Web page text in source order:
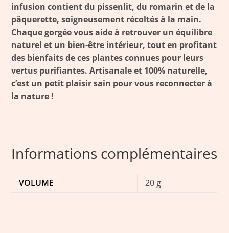
infusion contient du pissenlit, du romarin et de la
pâquerette, soigneusement récoltés à la main.
Chaque gorgée vous aide à retrouver un équilibre
naturel et un bien-être intérieur, tout en profitant
des bienfaits de ces plantes connues pour leurs
vertus purifiantes. Artisanale et 100% naturelle,
c’est un petit plaisir sain pour vous reconnecter à
la nature !
Informations complémentaires
VOLUME 20 g